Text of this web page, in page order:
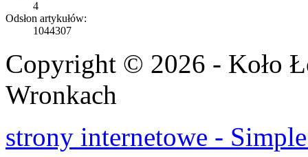
4
Odsłon artykułów:
1044307
Copyright © 2026 - Koło
Wronkach
strony internetowe -